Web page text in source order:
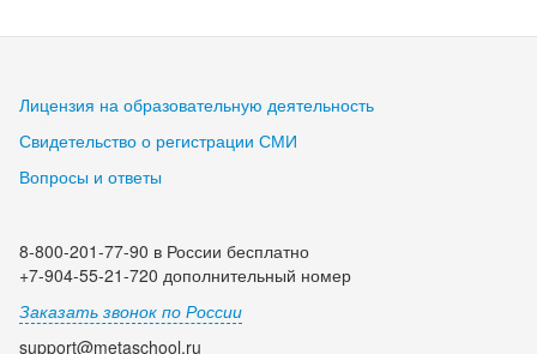
Лицензия на образовательную деятельность
Свидетельство о регистрации СМИ
Вопросы и ответы
8-800-201-77-90 в России бесплатно
+7-904-55-21-720 дополнительный номер
Заказать звонок по России
support@metaschool.ru